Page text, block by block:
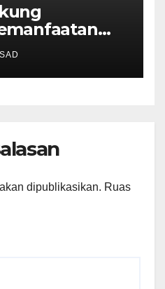
dipublikasikan. Ruas